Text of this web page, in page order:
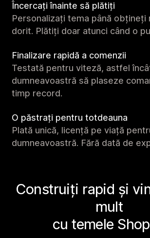
Încercați înainte să plătiți
Personalizați tema până obțineți
dorit. Plătiți doar atunci când o
Finalizare rapidă a comenzii
Testată pentru viteză, astfel
dumneavoastră să plaseze
timp record.
O păstrați pentru totdeauna
Plată unică, licență pe viață
dumneavoastră. Fără dată de
Construiți rapid și
mult
cu temele